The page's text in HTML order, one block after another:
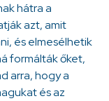
hátra a
azt, amit
és elmesélhetik
formálták őket,
arra, hogy a
és az